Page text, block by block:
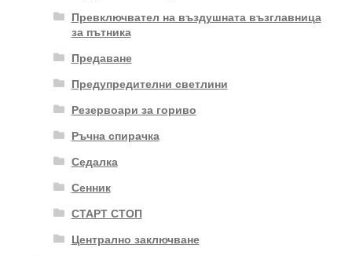
Превключвател на въздушната възглавница
за пътника
Предаване
Предупредителни светлини
Резервоари за гориво
Ръчна спирачка
Седалка
Сенник
СТАРТ СТОП
Централно заключване